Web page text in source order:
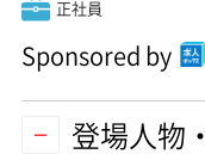
正社員
Sponsored by
登場人物